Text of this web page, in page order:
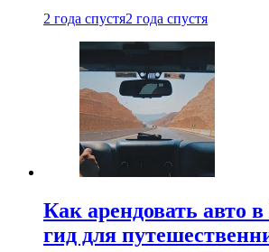
2 года спустя2 года спустя
Как арендовать авто
гид для